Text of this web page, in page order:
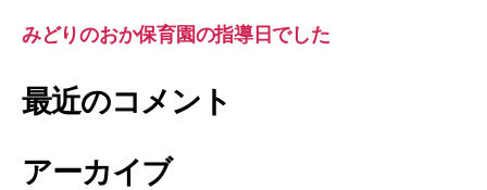
みどりのおか保育園の指導日でした
最近のコメント
アーカイブ